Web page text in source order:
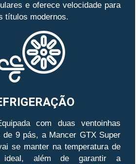
e oferece velocidade para
títulos modernos.
com duas ventoinhas
de 9 pás, a Mancer GTX Super
se manter na temperatura de
ideal, além de garantir a